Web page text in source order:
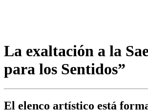
La exaltación a la
para los Sentidos”
El elenco artístico está